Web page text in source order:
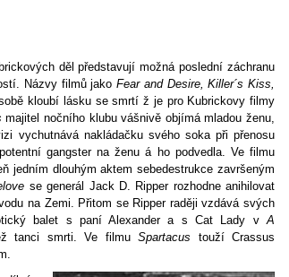
děl představují možná poslední záchranu
Názvy filmů jakoFear and Desire, Killer´s Kiss,
kloubí lásku se smrtí ž je pro Kubrickovy filmy
majitel nočního klubu vášnivě objímá mladou ženu,
vychutnává nakládačku svého soka při přenosu
gangster na ženu á ho podvedla. Ve filmu
jedním dlouhým aktem sebedestrukce završeným
se generál Jack D. Ripper rozhodne anihilovat
na Zemi. Přitom se Ripper raději vzdává svých
balet s paní Alexander a s Cat Lady vA
tanci smrti. Ve filmu Spartacus touží Crassus